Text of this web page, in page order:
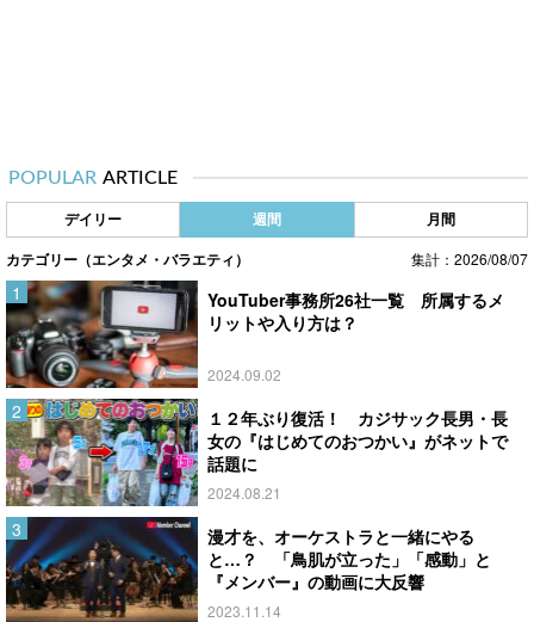
POPULAR ARTICLE
デイリー 週間 月間
カテゴリー（エンタメ・バラエティ） 集計：2026/08/07
YouTuber事務所26社一覧 所属するメ
リットや入り方は？
2024.09.02
１２年ぶり復活！ カジサック長男・長
女の『はじめてのおつかい』がネットで
話題に
2024.08.21
漫才を、オーケストラと一緒にやる
と…？ 「鳥肌が立った」「感動」と
『メンバー』の動画に大反響
2023.11.14